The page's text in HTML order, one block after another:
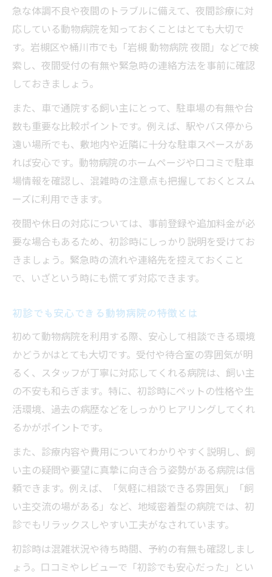
急な体調不良や夜間のトラブルに備えて、夜間診療に対
応している動物病院を知っておくことはとても大切で
す。岩槻区や桶川市でも「岩槻 動物病院 夜間」などで検
索し、夜間受付の有無や緊急時の連絡方法を事前に確認
しておきましょう。
また、車で通院する飼い主にとって、駐車場の有無や台
数も重要な比較ポイントです。例えば、駅やバス停から
遠い場所でも、敷地内や近隣に十分な駐車スペースがあ
れば安心です。動物病院のホームページや口コミで駐車
場情報を確認し、混雑時の注意点も把握しておくとスム
ーズに利用できます。
夜間や休日の対応については、事前登録や追加料金が必
要な場合もあるため、初診時にしっかり説明を受けてお
きましょう。緊急時の流れや連絡先を控えておくこと
で、いざという時にも慌てず対応できます。
初診でも安心できる動物病院の特徴とは
初めて動物病院を利用する際、安心して相談できる環境
かどうかはとても大切です。受付や待合室の雰囲気が明
るく、スタッフが丁寧に対応してくれる病院は、飼い主
の不安も和らぎます。特に、初診時にペットの性格や生
活環境、過去の病歴などをしっかりヒアリングしてくれ
るかがポイントです。
また、診療内容や費用についてわかりやすく説明し、飼
い主の疑問や要望に真摯に向き合う姿勢がある病院は信
頼できます。例えば、「気軽に相談できる雰囲気」「飼
い主交流の場がある」など、地域密着型の病院では、初
診でもリラックスしやすい工夫がなされています。
初診時は混雑状況や待ち時間、予約の有無も確認しまし
ょう。口コミやレビューで「初診でも安心だった」とい